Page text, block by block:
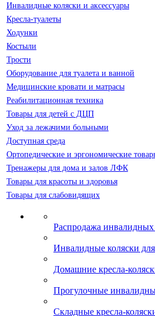
Инвалидные коляски и аксессуары
Кресла-туалеты
Ходунки
Костыли
Трости
Оборудование для туалета и ванной
Медицинские кровати и матрасы
Реабилитационная техника
Товары для детей с ДЦП
Уход за лежачими больными
Доступная среда
Ортопедические и эргономические
Тренажеры для дома и залов ЛФК
Товары для красоты и здоровья
Товары для слабовидящих
Распродажа инвалидных
Инвалидные коляски
Домашние кресла-
Прогулочные
Складные кресла-